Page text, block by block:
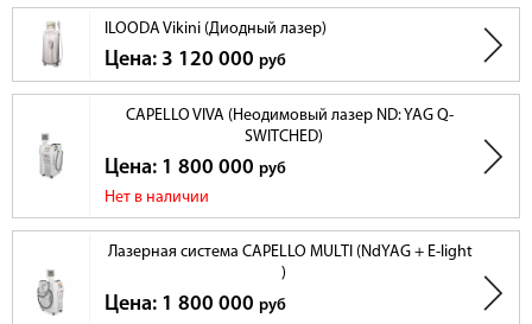
Ширина
импульса
(регулируемая)
позволяет регулировать длительность
импульса в безопасных пределах, тепловая
энергии не передается от ткани- мишени в
прилегающие ткани, и не формирует ожог.
Мощность
(Флюенс)
см2
Размер пятна 14 х 14 мм
позволяет обрабатывать как большие
участки, так и деликатные зоны
использования
насадки
20 млн
импульсов
При использовании мощности 100%
охлаждения
водяная,
Контактное, элемент Пельтье,
сапфир,вода,вентиляция
Температура
охлаждение сапфирового наконечника до -
ILOODA Vikini (Диодный лазер)
Цена: 3 120 000 руб
CAPELLO VIVA (Неодимовый лазер ND: YAG Q-
SWITCHED)
Цена: 1 800 000 руб
Нет в наличии
Лазерная система CAPELLO MULTI (NdYAG + E-light
)
Цена: 1 800 000 руб